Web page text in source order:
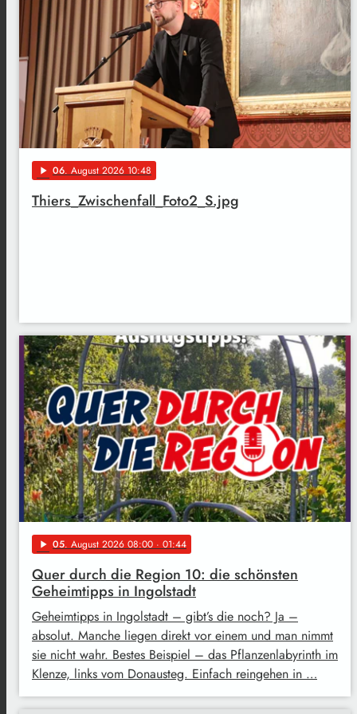
play_arrow 06. August 2026 10:48
Thiers_Zwischenfall_Foto2_S.jpg
play_arrow 05. August 2026 08:00 · 01:44
Quer durch die Region 10: die schönsten
Geheimtipps in Ingolstadt
Geheimtipps in Ingolstadt – gibt’s die noch? Ja –
absolut. Manche liegen direkt vor einem und man nimmt
sie nicht wahr. Bestes Beispiel – das Pflanzenlabyrinth im
Klenze, links vom Donausteg. Einfach reingehen in …